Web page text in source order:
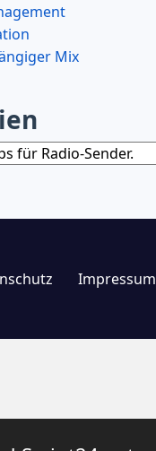
Mix
Impressum